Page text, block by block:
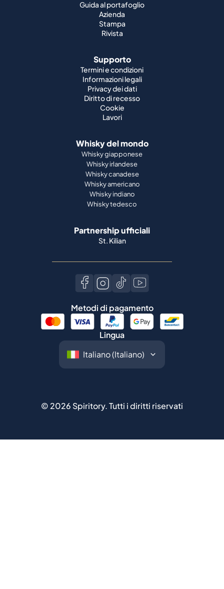
Guida al portafoglio
Azienda
Stampa
Rivista
Supporto
Termini e condizioni
Informazioni legali
Privacy dei dati
Diritto di recesso
Cookie
Lavori
Whisky del mondo
Whisky giapponese
Whisky irlandese
Whisky canadese
Whisky americano
Whisky indiano
Whisky tedesco
Partnership ufficiali
St. Kilian
Metodi di pagamento
Lingua
© 2026 Spiritory.Tutti i diritti riservati